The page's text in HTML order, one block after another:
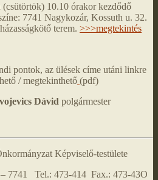
(csütörtök) 10.10 órakor kezdődő
7741 Nagykozár, Kossuth u. 32.
terem. >>>megtekintés
pontok, az ülések címe utáni linkre
/ megtekinthető (pdf)
Dávid polgármester
Képviselő-testülete
7741 Tel.: 473-414 Fax.: 473-43O